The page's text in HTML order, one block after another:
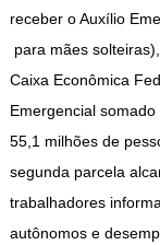
receber o Auxílio
para mães
Caixa Econômica
Emergencial
55,1 milhões de
segunda parcela
trabalhadores
autônomos e